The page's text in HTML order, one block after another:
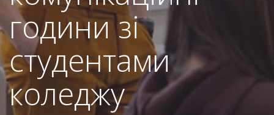
години зі
студентами
коледжу